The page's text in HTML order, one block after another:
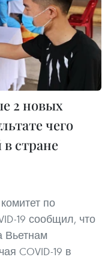
2 новых
чего
стране
по
19 сообщил, что
Вьетнам
COVID-19 в